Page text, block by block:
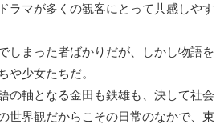
ラマが多くの観客にとって共感しやす
しまった者ばかりだが、しかし物語を
少女たちだ。
の軸となる金田も鉄雄も、決して社会
世界観だからこその日常のなかで、束